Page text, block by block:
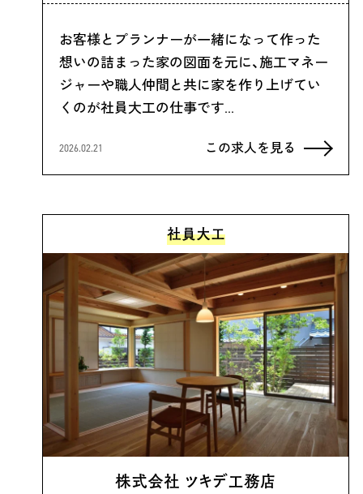
お客様とプランナーが一緒になって作った
想いの詰まった家の図面を元に、施工マネー
ジャーや職人仲間と共に家を作り上げてい
くのが社員大工の仕事です…
2026.02.21 この求人を見る
社員大工
株式会社 ツキデ工務店